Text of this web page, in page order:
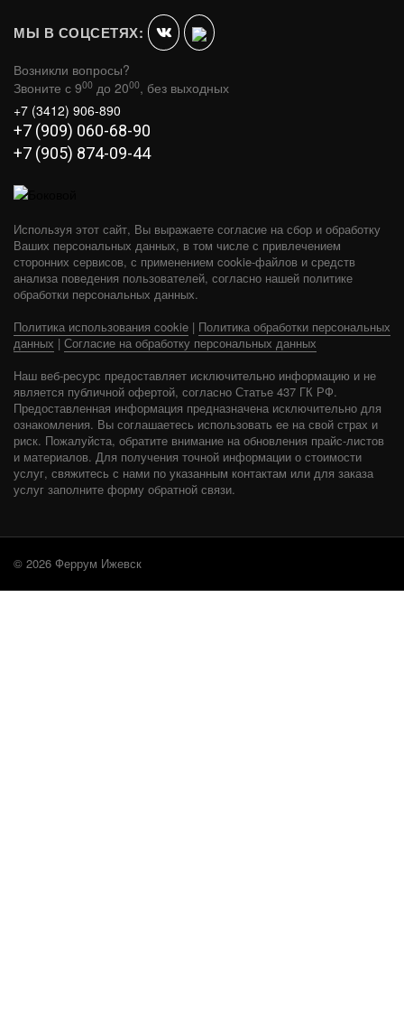
«РАДА» 14 L
15 850 В КОРЗИНУ
МЫ В СОЦСЕТЯХ:
Возникли вопросы?
Звоните с 900 до 2000, без выходных
+7 (3412) 906-890
+7 (909) 060-68-90
+7 (905) 874-09-44
Используя этот сайт, Вы выражаете согласие на сбор и обработку
Ваших персональных данных, в том числе с привлечением
сторонних сервисов, с применением cookie-файлов и средств
анализа поведения пользователей, согласно нашей политике
обработки персональных данных.
Политика использования cookie | Политика обработки персональных
данных | Согласие на обработку персональных данных
Наш веб-ресурс предоставляет исключительно информацию и не
является публичной офертой, согласно Статье 437 ГК РФ.
Предоставленная информация предназначена исключительно для
ознакомления. Вы соглашаетесь использовать ее на свой страх и
риск. Пожалуйста, обратите внимание на обновления прайс-листов
и материалов. Для получения точной информации о стоимости
услуг, свяжитесь с нами по указанным контактам или для заказа
услуг заполните форму обратной связи.
© 2026 Феррум Ижевск